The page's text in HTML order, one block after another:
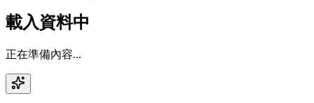
載入資料中
正在準備內容...